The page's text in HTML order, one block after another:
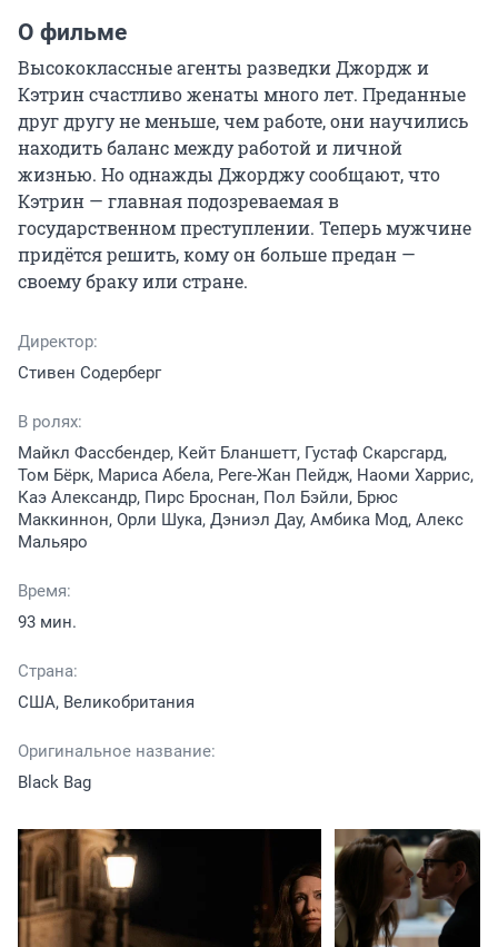
О фильме
Высококлассные агенты разведки Джордж и
Кэтрин счастливо женаты много лет. Преданные
друг другу не меньше, чем работе, они научились
находить баланс между работой и личной
жизнью. Но однажды Джорджу сообщают, что
Кэтрин — главная подозреваемая в
государственном преступлении. Теперь мужчине
придётся решить, кому он больше предан —
своему браку или стране.
Директор:
Стивен Содерберг
В ролях:
Майкл Фассбендер, Кейт Бланшетт, Густаф Скарсгард,
Том Бёрк, Мариса Абела, Реге-Жан Пейдж, Наоми Харрис,
Каэ Александр, Пирс Броснан, Пол Бэйли, Брюс
Маккиннон, Орли Шука, Дэниэл Дау, Амбика Мод, Алекс
Мальяро
Время:
93 мин.
Страна:
США, Великобритания
Оригинальное название:
Black Bag